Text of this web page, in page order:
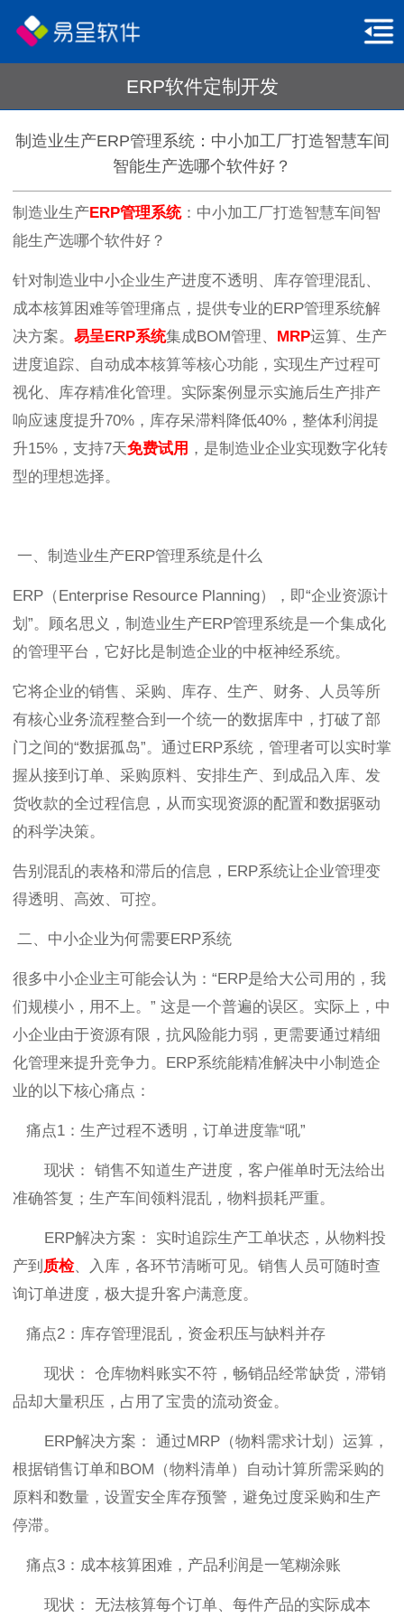
ERP软件定制开发
制造业生产ERP管理系统：中小加工厂打造智慧车间
智能生产选哪个软件好？
制造业生产ERP管理系统：中小加工厂打造智慧车间智
能生产选哪个软件好？
针对制造业中小企业生产进度不透明、库存管理混乱、
成本核算困难等管理痛点，提供专业的ERP管理系统解
决方案。 易呈ERP系统集成BOM管理、 MRP运算、生产
进度追踪、自动成本核算等核心功能，实现生产过程可
视化、库存精准化管理。实际案例显示实施后生产排产
响应速度提升70%，库存呆滞料降低40%，整体利润提
升15%，支持7天免费试用 ，是制造业企业实现数字化转
型的理想选择。
一、制造业生产ERP管理系统是什么
ERP（Enterprise Resource Planning），即“企业资源计
划”。顾名思义，制造业生产ERP管理系统是一个集成化
的管理平台，它好比是制造企业的中枢神经系统。
它将企业的销售、采购、库存、生产、财务、人员等所
有核心业务流程整合到一个统一的数据库中，打破了部
门之间的“数据孤岛”。通过ERP系统，管理者可以实时掌
握从接到订单、采购原料、安排生产、到成品入库、发
货收款的全过程信息，从而实现资源的配置和数据驱动
的科学决策。
告别混乱的表格和滞后的信息，ERP系统让企业管理变
得透明、高效、可控。
二、中小企业为何需要ERP系统
很多中小企业主可能会认为：“ERP是给大公司用的，我
们规模小，用不上。” 这是一个普遍的误区。实际上，中
小企业由于资源有限，抗风险能力弱，更需要通过精细
化管理来提升竞争力。ERP系统能精准解决中小制造企
业的以下核心痛点：
痛点1：生产过程不透明，订单进度靠“吼”
现状： 销售不知道生产进度，客户催单时无法给出
准确答复；生产车间领料混乱，物料损耗严重。
ERP解决方案： 实时追踪生产工单状态，从物料投
产到 质检、入库，各环节清晰可见。销售人员可随时查
询订单进度，极大提升客户满意度。
痛点2：库存管理混乱，资金积压与缺料并存
现状： 仓库物料账实不符，畅销品经常缺货，滞销
品却大量积压，占用了宝贵的流动资金。
ERP解决方案： 通过MRP（物料需求计划）运算，
根据销售订单和BOM（物料清单）自动计算所需采购的
原料和数量，设置安全库存预警，避免过度采购和生产
停滞。
痛点3：成本核算困难，产品利润是一笔糊涂账
现状： 无法核算每个订单、每件产品的实际成本